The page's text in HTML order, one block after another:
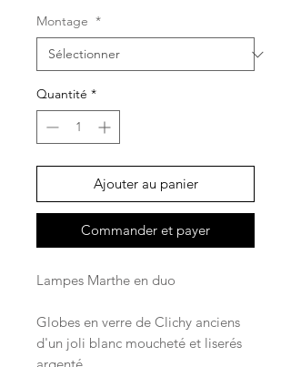
Montage *
Quantité *
Ajouter au panier
Commander et payer
Lampes Marthe en duo
Globes en verre de Clichy anciens
d'un joli blanc moucheté et liserés